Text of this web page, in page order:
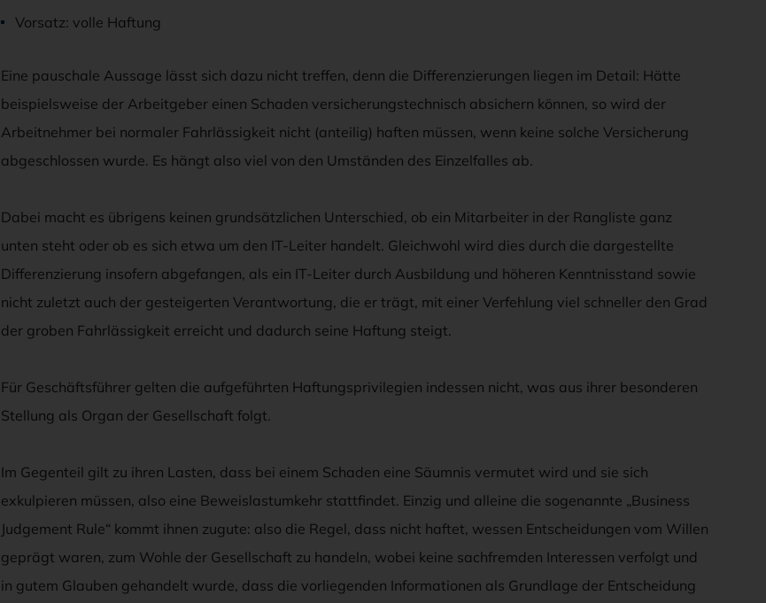
Vorsatz: volle Haftung
Eine pauschale Aussage lässt sich dazu nicht treffen, denn die Differenzierungen liegen im Detail: Hätte
beispielsweise der Arbeitgeber einen Schaden versicherungstechnisch absichern können, so wird der
Arbeitnehmer bei normaler Fahrlässigkeit nicht (anteilig) haften müssen, wenn keine solche Versicherung
abgeschlossen wurde. Es hängt also viel von den Umständen des Einzelfalles ab.
Dabei macht es übrigens keinen grundsätzlichen Unterschied, ob ein Mitarbeiter in der Rangliste ganz
unten steht oder ob es sich etwa um den IT-Leiter handelt. Gleichwohl wird dies durch die dargestellte
Differenzierung insofern abgefangen, als ein IT-Leiter durch Ausbildung und höheren Kenntnisstand sowie
nicht zuletzt auch der gesteigerten Verantwortung, die er trägt, mit einer Verfehlung viel schneller den Grad
der groben Fahrlässigkeit erreicht und dadurch seine Haftung steigt.
Für Geschäftsführer gelten die aufgeführten Haftungsprivilegien indessen nicht, was aus ihrer besonderen
Stellung als Organ der Gesellschaft folgt.
Im Gegenteil gilt zu ihren Lasten, dass bei einem Schaden eine Säumnis vermutet wird und sie sich
exkulpieren müssen, also eine Beweislastumkehr stattfindet. Einzig und alleine die sogenannte „Business
Judgement Rule“ kommt ihnen zugute: also die Regel, dass nicht haftet, wessen Entscheidungen vom Willen
geprägt waren, zum Wohle der Gesellschaft zu handeln, wobei keine sachfremden Interessen verfolgt und
in gutem Glauben gehandelt wurde, dass die vorliegenden Informationen als Grundlage der Entscheidung